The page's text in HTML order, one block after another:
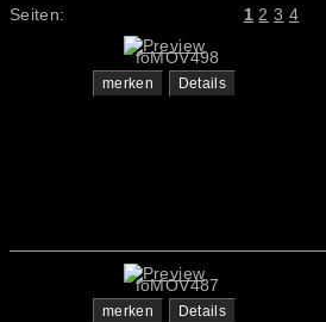
Seiten: 1 2 3 4
foMOV498
merken Details
foMOV487
merken Details